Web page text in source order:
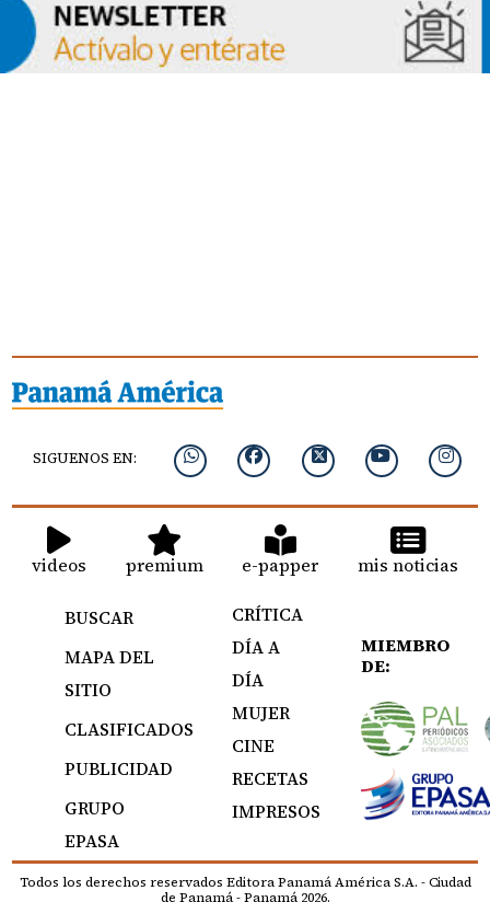
SIGUENOS EN:
videos premium e-papper mis noticias
BUSCAR
MAPA DEL
SITIO
CLASIFICADOS
PUBLICIDAD
GRUPO
EPASA
CRÍTICA
DÍA A
DÍA
MUJER
CINE
RECETAS
IMPRESOS
MIEMBRO
DE:
Todos los derechos reservados Editora Panamá América S.A. - Ciudad
de Panamá - Panamá 2026.